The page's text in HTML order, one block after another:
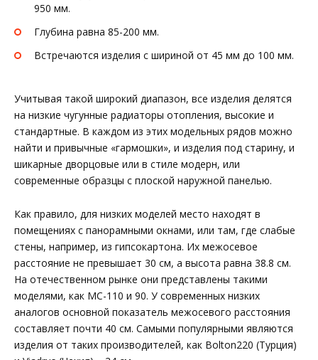
950 мм.
Глубина равна 85-200 мм.
Встречаются изделия с шириной от 45 мм до 100 мм.
Учитывая такой широкий диапазон, все изделия делятся
на низкие чугунные радиаторы отопления, высокие и
стандартные. В каждом из этих модельных рядов можно
найти и привычные «гармошки», и изделия под старину, и
шикарные дворцовые или в стиле модерн, или
современные образцы с плоской наружной панелью.
Как правило, для низких моделей место находят в
помещениях с панорамными окнами, или там, где слабые
стены, например, из гипсокартона. Их межосевое
расстояние не превышает 30 см, а высота равна 38.8 см.
На отечественном рынке они представлены такими
моделями, как МС-110 и 90. У современных низких
аналогов основной показатель межосевого расстояния
составляет почти 40 см. Самыми популярными являются
изделия от таких производителей, как Bolton220 (Турция)